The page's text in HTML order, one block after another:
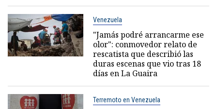
Venezuela
"Jamás podré arrancarme ese
olor": conmovedor relato de
rescatista que describió las
duras escenas que vio tras 18
días en La Guaira
Terremoto en Venezuela